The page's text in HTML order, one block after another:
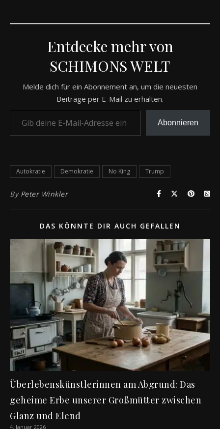
Entdecke mehr von
SCHIMONS WELT
Melde dich für ein Abonnement an, um die neuesten
Beiträge per E-Mail zu erhalten.
Abonnieren
Autokratie Demokratie No King Trump
By Peter Winkler
DAS KÖNNTE DIR AUCH GEFALLEN
Überlebenskünstlerinnen am Abgrund: Das
geheime Erbe unserer Großmütter zwischen
Glanz und Elend
4. Januar 2026